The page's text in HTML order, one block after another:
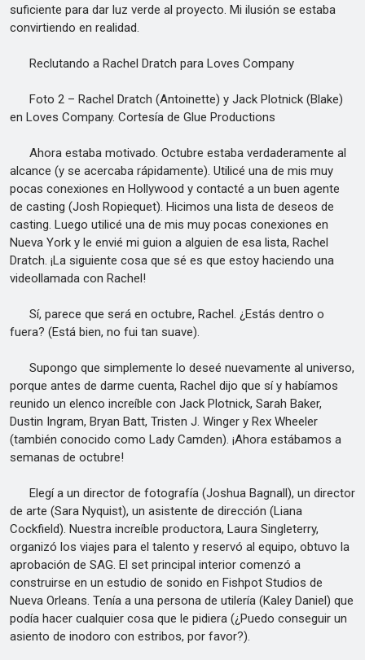
suficiente para dar luz verde al proyecto. Mi ilusión se estaba
convirtiendo en realidad.
Reclutando a Rachel Dratch para Loves Company
Foto 2 – Rachel Dratch (Antoinette) y Jack Plotnick (Blake)
en Loves Company. Cortesía de Glue Productions
Ahora estaba motivado. Octubre estaba verdaderamente al
alcance (y se acercaba rápidamente). Utilicé una de mis muy
pocas conexiones en Hollywood y contacté a un buen agente
de casting (Josh Ropiequet). Hicimos una lista de deseos de
casting. Luego utilicé una de mis muy pocas conexiones en
Nueva York y le envié mi guion a alguien de esa lista, Rachel
Dratch. ¡La siguiente cosa que sé es que estoy haciendo una
videollamada con Rachel!
Sí, parece que será en octubre, Rachel. ¿Estás dentro o
fuera? (Está bien, no fui tan suave).
Supongo que simplemente lo deseé nuevamente al universo,
porque antes de darme cuenta, Rachel dijo que sí y habíamos
reunido un elenco increíble con Jack Plotnick, Sarah Baker,
Dustin Ingram, Bryan Batt, Tristen J. Winger y Rex Wheeler
(también conocido como Lady Camden). ¡Ahora estábamos a
semanas de octubre!
Elegí a un director de fotografía (Joshua Bagnall), un director
de arte (Sara Nyquist), un asistente de dirección (Liana
Cockfield). Nuestra increíble productora, Laura Singleterry,
organizó los viajes para el talento y reservó al equipo, obtuvo la
aprobación de SAG. El set principal interior comenzó a
construirse en un estudio de sonido en Fishpot Studios de
Nueva Orleans. Tenía a una persona de utilería (Kaley Daniel) que
podía hacer cualquier cosa que le pidiera (¿Puedo conseguir un
asiento de inodoro con estribos, por favor?).